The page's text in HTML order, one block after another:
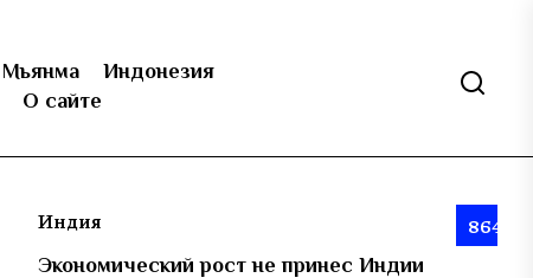
Мьянма
Индонезия
О сайте
Индия 864
Экономический рост не принес Индии